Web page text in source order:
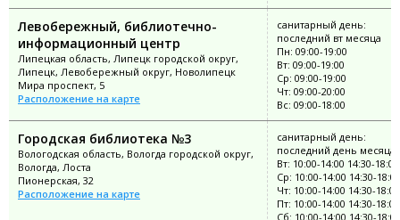
Левобережный, библиотечно-
информационный центр
Липецкая область, Липецк городской округ,
Липецк, Левобережный округ, Новолипецк
Мира проспект, 5
Расположение на карте
санитарный день:
последний вт месяца
Пн: 09:00-19:00
Вт: 09:00-19:00
Ср: 09:00-19:00
Чт: 09:00-20:00
Вс: 09:00-18:00
Городская библиотека №3
Вологодская область, Вологда городской округ,
Вологда, Лоста
Пионерская, 32
Расположение на карте
санитарный день:
последний день месяца
Вт: 10:00-14:00 14:30-18:00
Ср: 10:00-14:00 14:30-18:00
Чт: 10:00-14:00 14:30-18:00
Пт: 10:00-14:00 14:30-18:00
Сб: 10:00-14:00 14:30-18:00